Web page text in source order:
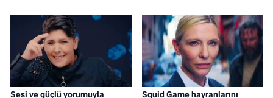
Sesi ve güçlü yorumuyla
Squid Game hayranlarını